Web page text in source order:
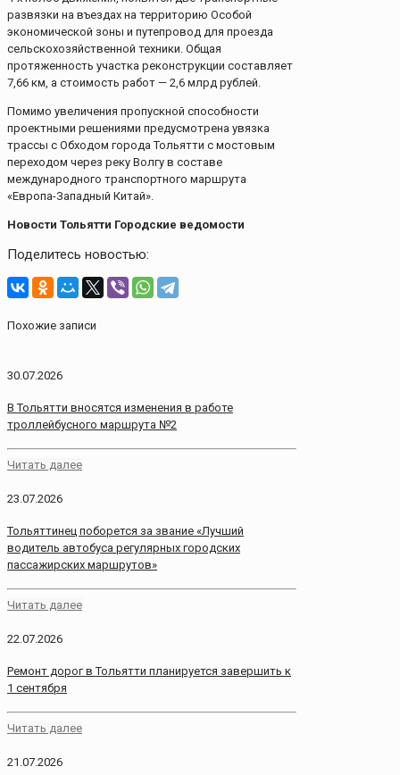
развязки на въездах на территорию Особой
экономической зоны и путепровод для проезда
сельскохозяйственной техники. Общая
протяженность участка реконструкции составляет
7,66 км, а стоимость работ — 2,6 млрд рублей.
Помимо увеличения пропускной способности
проектными решениями предусмотрена увязка
трассы с Обходом города Тольятти с мостовым
переходом через реку Волгу в составе
международного транспортного маршрута
«Европа-Западный Китай».
Новости Тольятти Городские ведомости
Поделитесь новостью:
Похожие записи
30.07.2026
В Тольятти вносятся изменения в работе
троллейбусного маршрута №2
Читать далее
23.07.2026
Тольяттинец поборется за звание «Лучший
водитель автобуса регулярных городских
пассажирских маршрутов»
Читать далее
22.07.2026
Ремонт дорог в Тольятти планируется завершить к
1 сентября
Читать далее
21.07.2026